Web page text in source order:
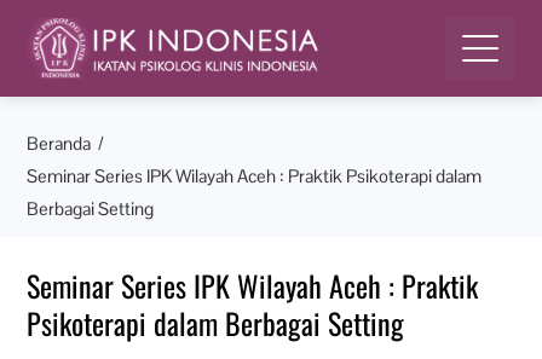
Beranda
Seminar Series IPK Wilayah Aceh : Praktik Psikoterapi dalam
Berbagai Setting
Seminar Series IPK Wilayah Aceh : Praktik
Psikoterapi dalam Berbagai Setting